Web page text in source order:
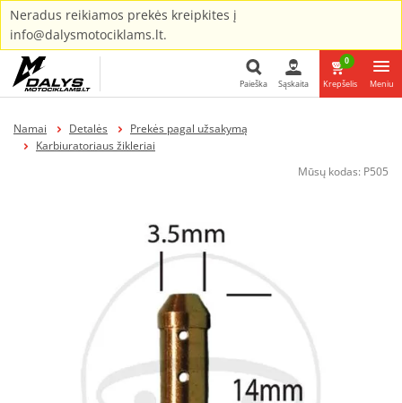
Neradus reikiamos prekės kreipkites į
info@dalysmotociklams.lt.
Paieška Sąskaita
0
Krepšelis Meniu
Namai Detalės
Prekės pagal užsakymą
Karbiuratoriaus žikleriai
Mūsų kodas: P505